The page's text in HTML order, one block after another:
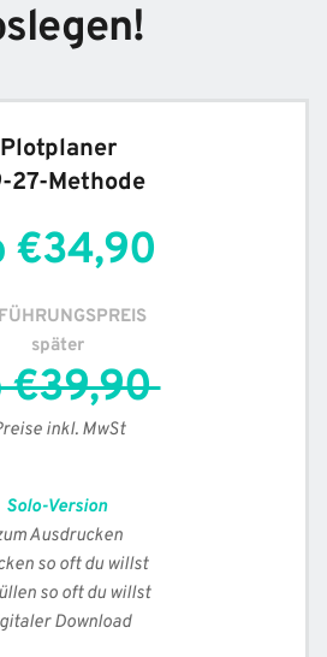
Plotplaner
27-Methode
€34,90
später
€39,90
inkl. MwSt
Solo-Version
Ausdrucken
so oft du willst
so oft du willst
Download